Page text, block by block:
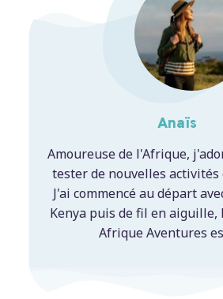
Anaïs
Amoureuse de l'Afrique,
tester de nouvelles activités
J'ai commencé au départ
Kenya puis de fil en aiguille,
Afrique Aventures